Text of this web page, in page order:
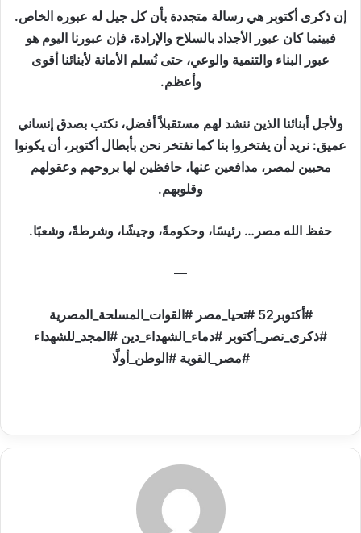
إن ذكرى أكتوبر هي رسالة متجددة بأن كل جيل له عبوره الخاص.
فبينما كان عبور الأجداد بالسلاح والإرادة، فإن عبورنا اليوم هو
عبور البناء والتنمية والوعي، حتى نُسلم الأمانة لأبنائنا أقوى
وأعظم.
ولأجل أبنائنا الذين ننشد لهم مستقبلاً أفضل، نكتب بصدق إنساني
عميق: نريد أن يفتخروا بنا كما نفتخر نحن بأبطال أكتوبر، أن يكونوا
محبين لمصر، مدافعين عنها، حافظين لها بروحهم وعقولهم
وقلوبهم.
حفظ الله مصر… رئيسًا، وحكومةً، وجيشًا، وشرطةً، وشعبًا.
—
#أكتوبر52 #تحيا_مصر #القوات_المسلحة_المصرية
#ذكرى_نصر_أكتوبر #دماء_الشهداء_دين #المجد_للشهداء
#مصر_القوية #الوطن_أولًا